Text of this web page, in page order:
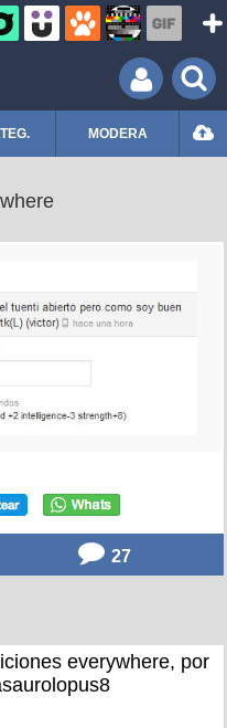
MODERA
27
everywhere, por